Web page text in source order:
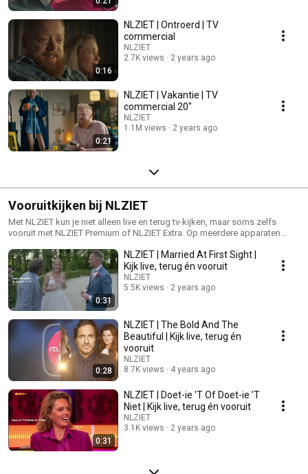
0:16
NLZIET | Ontroerd | TV
commercial
NLZIET
2.7K views
2 years ago
0:21
NLZIET | Vakantie | TV
commercial 20"
NLZIET
1.1M views
2 years ago
Vooruitkijken bij NLZIET
Met NLZIET kun je niet alleen live en terug tv-kijken, maar soms zelfs
vooruit met NLZIET Premium of NLZIET Extra. Op meerdere apparaten
0:31
NLZIET | Married At First Sight |
Kijk live, terug én vooruit
NLZIET
5.5K views
2 years ago
0:28
NLZIET | The Bold And The
Beautiful | Kijk live, terug én
vooruit
NLZIET
8.7K views
4 years ago
0:31
NLZIET | Doet-ie 'T Of Doet-ie 'T
Niet | Kijk live, terug én vooruit
NLZIET
3.1K views
2 years ago